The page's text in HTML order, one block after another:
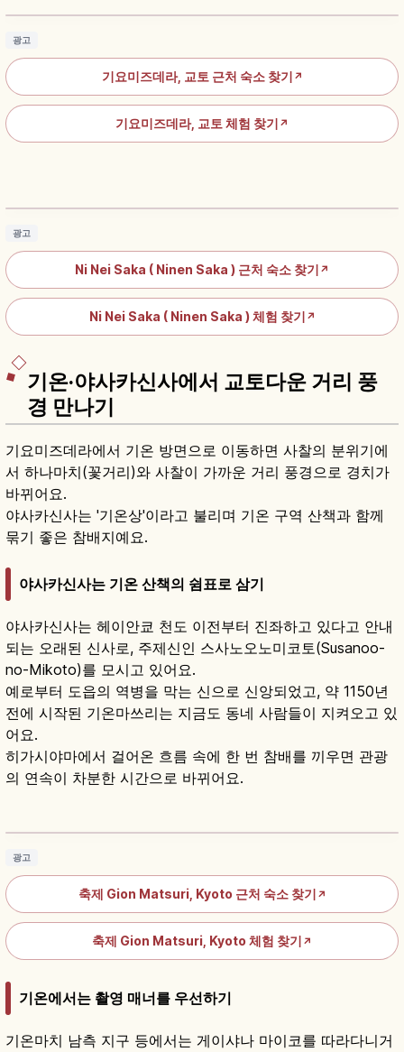
광고
기요미즈데라, 교토 근처 숙소 찾기 ↗
기요미즈데라, 교토 체험 찾기 ↗
광고
Ni Nei Saka ( Ninen Saka ) 근처 숙소 찾기 ↗
Ni Nei Saka ( Ninen Saka ) 체험 찾기 ↗
기온·야사카신사에서 교토다운 거리 풍
경 만나기
기요미즈데라에서 기온 방면으로 이동하면 사찰의 분위기에
서 하나마치(꽃거리)와 사찰이 가까운 거리 풍경으로 경치가
바뀌어요.
야사카신사는 '기온상'이라고 불리며 기온 구역 산책과 함께
묶기 좋은 참배지예요.
야사카신사는 기온 산책의 쉼표로 삼기
야사카신사는 헤이안쿄 천도 이전부터 진좌하고 있다고 안내
되는 오래된 신사로, 주제신인 스사노오노미코토(Susanoo-
no-Mikoto)를 모시고 있어요.
예로부터 도읍의 역병을 막는 신으로 신앙되었고, 약 1150년
전에 시작된 기온마쓰리는 지금도 동네 사람들이 지켜오고 있
어요.
히가시야마에서 걸어온 흐름 속에 한 번 참배를 끼우면 관광
의 연속이 차분한 시간으로 바뀌어요.
기온 마쓰리 가이드｜교토 야사카 신사 7월·야
광고
축제 Gion Matsuri, Kyoto 근처 숙소 찾기 ↗
축제 Gion Matsuri, Kyoto 체험 찾기 ↗
기온에서는 촬영 매너를 우선하기
기온마치 남측 지구 등에서는 게이샤나 마이코를 따라다니거